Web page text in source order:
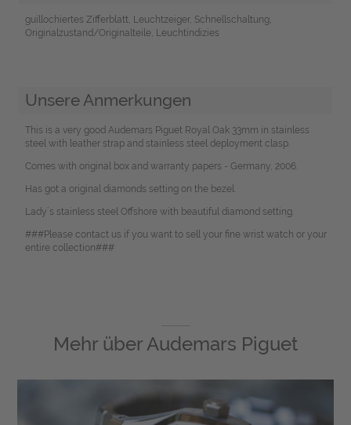
guillochiertes Zifferblatt, Leuchtzeiger, Schnellschaltung,
Originalzustand/Originalteile, Leuchtindizies
Unsere Anmerkungen
This is a very good Audemars Piguet Royal Oak 33mm in stainless
steel with leather strap and stainless steel deployment clasp.
Comes with original box and warranty papers - Germany, 2006.
Has got a original diamonds setting on the bezel.
Lady`s stainless steel Offshore with beautiful diamond setting.
###Please contact us if you want to sell your fine wrist watch or your
entire collection###
Mehr überAudemars Piguet